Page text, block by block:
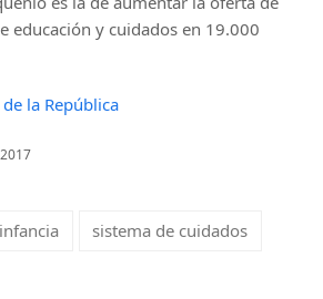
educación y cuidados en 19.000
la República
infancia sistema de cuidados